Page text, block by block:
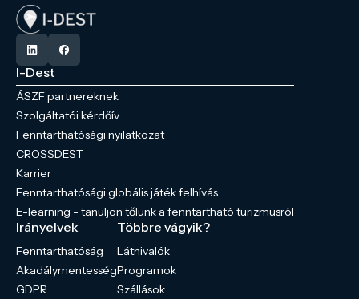
I-Dest
ÁSZF partnereknek
Szolgáltatói kérdőív
Fenntarthatósági nyilatkozat
CROSSDEST
Karrier
Fenntarthatósági globális játék felhívás
E-learning - tanuljon tőlünk a fenntartható turizmusról
Irányelvek
Fenntarthatóság
Akadálymentesség
GDPR
Többre vágyik?
Látnivalók
Programok
Szállások